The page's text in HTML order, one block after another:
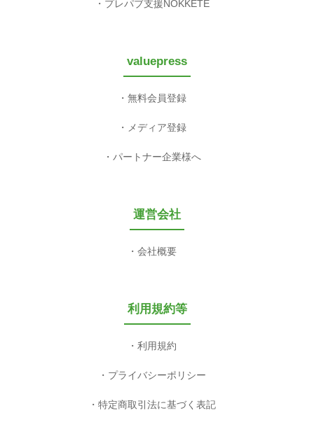
プレパブ支援NOKKETE
valuepress
無料会員登録
メディア登録
パートナー企業様へ
運営会社
会社概要
利用規約等
利用規約
プライバシーポリシー
特定商取引法に基づく表記